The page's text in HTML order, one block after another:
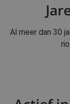
Al meer dan 30